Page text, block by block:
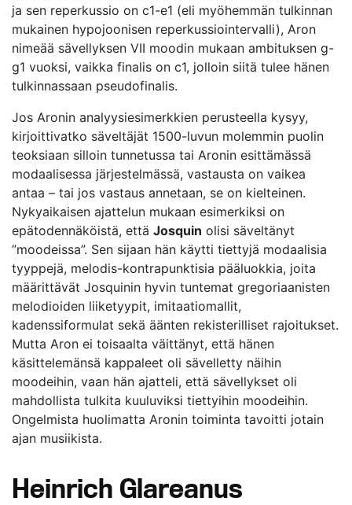
ja sen reperkussio on c1-e1 (eli myöhemmän tulkinnan
mukainen hypojoonisen reperkussiointervalli), Aron
nimeää sävellyksen VII moodin mukaan ambituksen g-
g1 vuoksi, vaikka finalis on c1, jolloin siitä tulee hänen
tulkinnassaan pseudofinalis.
Jos Aronin analyysiesimerkkien perusteella kysyy,
kirjoittivatko säveltäjät 1500-luvun molemmin puolin
teoksiaan silloin tunnetussa tai Aronin esittämässä
modaalisessa järjestelmässä, vastausta on vaikea
antaa – tai jos vastaus annetaan, se on kielteinen.
Nykyaikaisen ajattelun mukaan esimerkiksi on
epätodennäköistä, että Josquin olisi säveltänyt
”moodeissa”. Sen sijaan hän käytti tiettyjä modaalisia
tyyppejä, melodis-kontrapunktisia pääluokkia, joita
määrittävät Josquinin hyvin tuntemat gregoriaanisten
melodioiden liiketyypit, imitaatiomallit,
kadenssiformulat sekä äänten rekisterilliset rajoitukset.
Mutta Aron ei toisaalta väittänyt, että hänen
käsittelemänsä kappaleet oli sävelletty näihin
moodeihin, vaan hän ajatteli, että sävellykset oli
mahdollista tulkita kuuluviksi tiettyihin moodeihin.
Ongelmista huolimatta Aronin toiminta tavoitti jotain
ajan musiikista.
Heinrich Glareanus